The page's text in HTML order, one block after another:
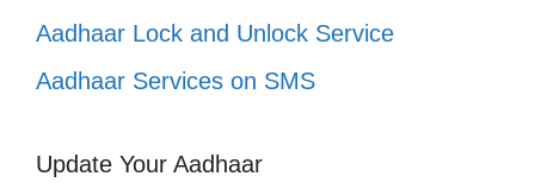
Aadhaar Lock and Unlock Service
Aadhaar Services on SMS
Update Your Aadhaar